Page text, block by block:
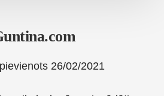
26/02/2021